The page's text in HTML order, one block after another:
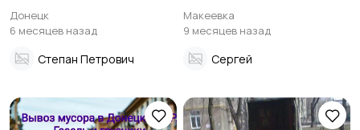
Донецк
6 месяцев назад
Степан Петрович
Макеевки
Макеевка
9 месяцев назад
Сергей